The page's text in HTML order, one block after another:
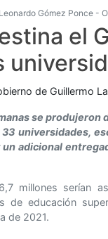
Leonardo Gómez Ponce -
el
se produjeron
universidades,
adicional
millones serían
de educación
de 2021.